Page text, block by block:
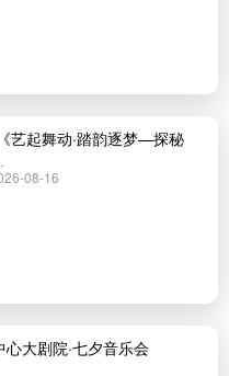
艺起舞动·踏韵逐梦—探秘
08-16
心大剧院·七夕音乐会